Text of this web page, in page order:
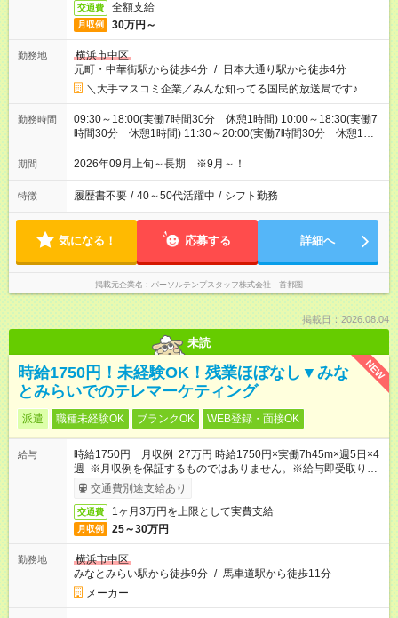
交通費 全額支給
月収例 30万円～
勤務地
横浜市中区
元町・中華街駅から徒歩4分 / 日本大通り駅から徒歩4分
＼大手マスコミ企業／みんな知ってる国民的放送局です♪
勤務時間
09:30～18:00(実働7時間30分 休憩1時間) 10:00～18:30(実働7
時間30分 休憩1時間) 11:30～20:00(実働7時間30分 休憩1時
間) ※ほとんどが9：30～18：00！このシフトのみの勤務も可能
です！
期間 2026年09月上旬～長期 ※9月～！
特徴 履歴書不要 / 40～50代活躍中 / シフト勤務
気になる！ 応募する 詳細へ
掲載元企業名 パーソルテンプスタッフ株式会社 首都圏
掲載日：2026.08.04
未読
NEW
時給1750円！未経験OK！残業ほぼなし▼みな
とみらいでのテレマーケティング
派遣 職種未経験OK ブランクOK WEB登録・面接OK
給与
時給1750円 月収例 27万円 時給1750円×実働7h45m×週5日×4
週 ※月収例を保証するものではありません。※給与即受取りサ
ービス利用可（利用条件有）
交通費別途支給あり
交通費 1ヶ月3万円を上限として実費支給
月収例 25～30万円
勤務地
横浜市中区
みなとみらい駅から徒歩9分 / 馬車道駅から徒歩11分
メーカー